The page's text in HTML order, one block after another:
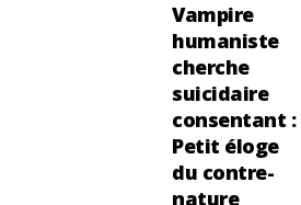
Vampire
humaniste
cherche
suicidaire
consentant :
Petit éloge
du contre-
nature